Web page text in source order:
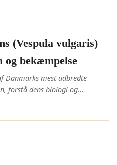
(Vespula vulgaris)
og bekæmpelse
Danmarks mest udbredte
forstå dens biologi og...